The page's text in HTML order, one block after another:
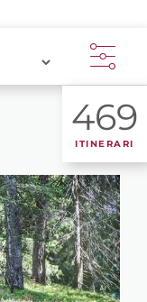
469
ITINERARI